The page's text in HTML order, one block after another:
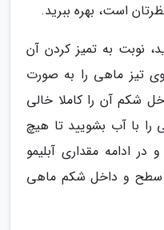
است، بهره ببرید.
نوبت به تمیز کردن آن
تیز ماهی را به صورت
شکم آن را کاملا خالی
با آب بشویید تا هیچ
ادامه مقداری آبلیمو
سطح و داخل شکم ماهی